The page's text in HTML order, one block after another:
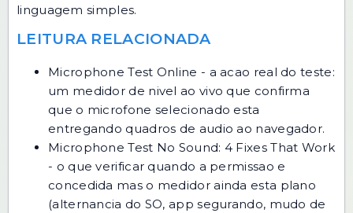
linguagem simples.
LEITURA RELACIONADA
Microphone Test Online - a acao real do teste:
um medidor de nivel ao vivo que confirma
que o microfone selecionado esta
entregando quadros de audio ao navegador.
Microphone Test No Sound: 4 Fixes That Work
- o que verificar quando a permissao e
concedida mas o medidor ainda esta plano
(alternancia do SO, app segurando, mudo de